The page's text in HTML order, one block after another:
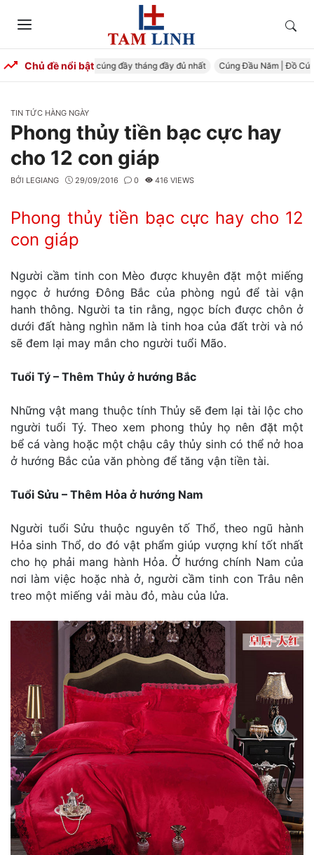
Menu
Tìm
Chủ đề nổi bật
Đầy Tháng – Mâm cúng đầy tháng đầy đủ nhất Cúng Đầu Năm | Đồ Cúng
CATEGORIES
TIN TỨC HÀNG NGÀY
Phong thủy tiền bạc cực hay
cho 12 con giáp
BỞI LEGIANG 29/09/2016 0 416 VIEWS
Phong thủy tiền bạc cực hay cho 12
con giáp
Người cầm tinh con Mèo được khuyên đặt một miếng
ngọc ở hướng Đông Bắc của phòng ngủ để tài vận
hanh thông. Người ta tin rằng, ngọc bích được chôn ở
dưới đất hàng nghìn năm là tinh hoa của đất trời và nó
sẽ đem lại may mắn cho người tuổi Mão.
Tuổi Tý – Thêm Thủy ở hướng Bắc
Những vật mang thuộc tính Thủy sẽ đem lại tài lộc cho
người tuổi Tý. Theo xem phong thủy họ nên đặt một
bể cá vàng hoặc một chậu cây thủy sinh có thể nở hoa
ở hướng Bắc của văn phòng để tăng vận tiền tài.
Tuổi Sửu – Thêm Hỏa ở hướng Nam
Người tuổi Sửu thuộc nguyên tố Thổ, theo ngũ hành
Hỏa sinh Thổ, do đó vật phẩm giúp vượng khí tốt nhất
cho họ phải mang hành Hỏa. Ở hướng chính Nam của
nơi làm việc hoặc nhà ở, người cầm tinh con Trâu nên
treo một miếng vải màu đỏ, màu của lửa.